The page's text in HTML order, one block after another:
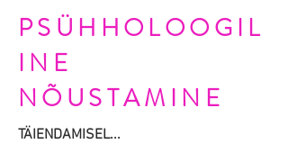
PSÜHHOLOOGIL
INE
NÕUSTAMINE
TÄIENDAMISEL...